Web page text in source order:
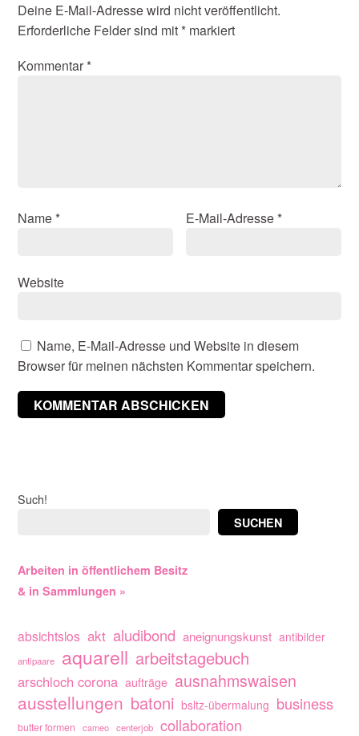
Deine E-Mail-Adresse wird nicht veröffentlicht.
Erforderliche Felder sind mit * markiert
Kommentar *
Name * E-Mail-Adresse *
Website
Name, E-Mail-Adresse und Website in diesem
Browser für meinen nächsten Kommentar speichern.
Such!
SUCHEN
Arbeiten in öffentlichem Besitz
& in Sammlungen »
absichtslos akt aludibond aneignungskunst antibilder
antipaare aquarell arbeitstagebuch
arschloch corona aufträge ausnahmswaisen
ausstellungen batoni bsltz-übermalung business
butter formen cameo centerjob collaboration